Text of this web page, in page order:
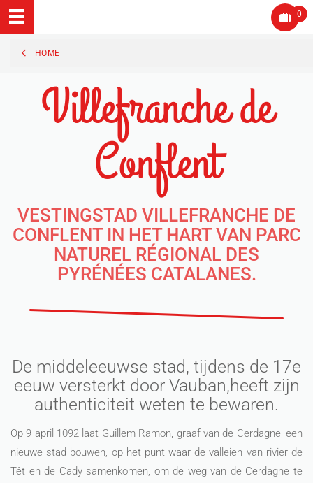
0
HOME
Villefranche de
Conflent
VESTINGSTAD VILLEFRANCHE DE
CONFLENT IN HET HART VAN PARC
NATUREL RÉGIONAL DES
PYRÉNÉES CATALANES.
De middeleeuwse stad, tijdens de 17e
eeuw versterkt door Vauban,heeft zijn
authenticiteit weten te bewaren.
Op 9 april 1092 laat Guillem Ramon, graaf van de Cerdagne, een
nieuwe stad bouwen, op het punt waar de valleien van rivier de
Têt en de Cady samenkomen, om de weg van de Cerdagne te